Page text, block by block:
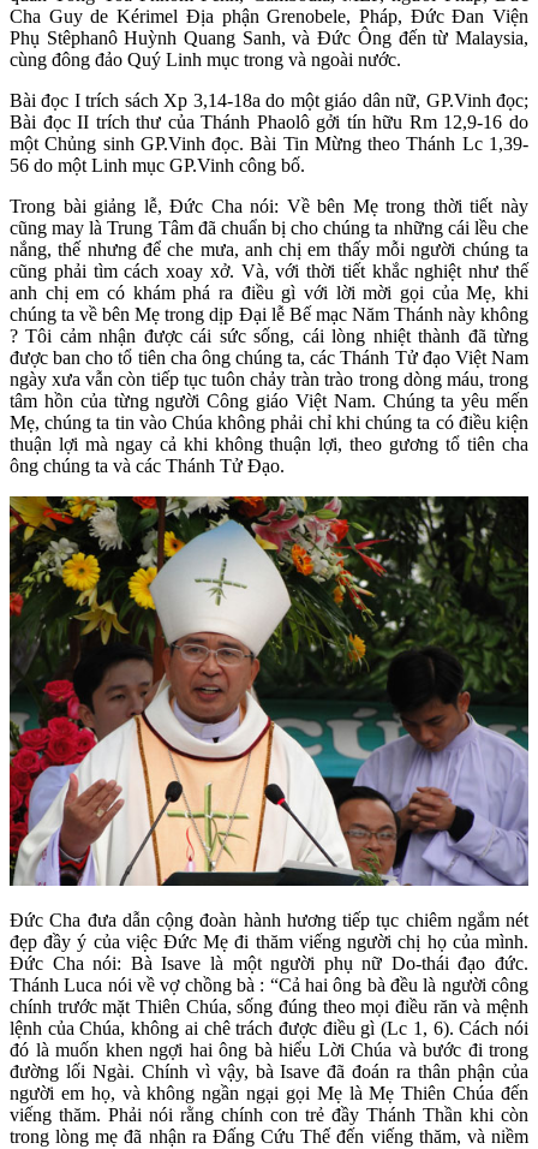
Cha Guy de Kérimel Địa phận Grenobele, Pháp, Đức Đan Viện
Phụ Stêphanô Huỳnh Quang Sanh, và Đức Ông đến từ Malaysia,
cùng đông đảo Quý Linh mục trong và ngoài nước.
Bài đọc I trích sách Xp 3,14-18a do một giáo dân nữ, GP.Vinh đọc;
Bài đọc II trích thư của Thánh Phaolô gởi tín hữu Rm 12,9-16 do
một Chủng sinh GP.Vinh đọc. Bài Tin Mừng theo Thánh Lc 1,39-
56 do một Linh mục GP.Vinh công bố.
Trong bài giảng lễ, Đức Cha nói: Về bên Mẹ trong thời tiết này
cũng may là Trung Tâm đã chuẩn bị cho chúng ta những cái lều che
nắng, thế nhưng để che mưa, anh chị em thấy mỗi người chúng ta
cũng phải tìm cách xoay xở. Và, với thời tiết khắc nghiệt như thế
anh chị em có khám phá ra điều gì với lời mời gọi của Mẹ, khi
chúng ta về bên Mẹ trong dịp Đại lễ Bế mạc Năm Thánh này không
? Tôi cảm nhận được cái sức sống, cái lòng nhiệt thành đã từng
được ban cho tổ tiên cha ông chúng ta, các Thánh Tử đạo Việt Nam
ngày xưa vẫn còn tiếp tục tuôn chảy tràn trào trong dòng máu, trong
tâm hồn của từng người Công giáo Việt Nam. Chúng ta yêu mến
Mẹ, chúng ta tin vào Chúa không phải chỉ khi chúng ta có điều kiện
thuận lợi mà ngay cả khi không thuận lợi, theo gương tổ tiên cha
ông chúng ta và các Thánh Tử Đạo.
Đức Cha đưa dẫn cộng đoàn hành hương tiếp tục chiêm ngắm nét
đẹp đầy ý của việc Đức Mẹ đi thăm viếng người chị họ của mình.
Đức Cha nói: Bà Isave là một người phụ nữ Do-thái đạo đức.
Thánh Luca nói về vợ chồng bà : “Cả hai ông bà đều là người công
chính trước mặt Thiên Chúa, sống đúng theo mọi điều răn và mệnh
lệnh của Chúa, không ai chê trách được điều gì (Lc 1, 6). Cách nói
đó là muốn khen ngợi hai ông bà hiểu Lời Chúa và bước đi trong
đường lối Ngài. Chính vì vậy, bà Isave đã đoán ra thân phận của
người em họ, và không ngần ngại gọi Mẹ là Mẹ Thiên Chúa đến
viếng thăm. Phải nói rằng chính con trẻ đầy Thánh Thần khi còn
trong lòng mẹ đã nhận ra Đấng Cứu Thế đến viếng thăm, và niềm